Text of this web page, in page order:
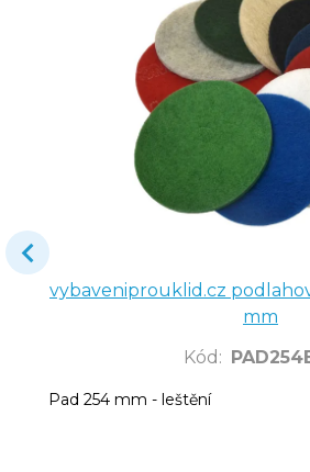
vybaveniprouklid.cz
mm
Kód :
Pad 254 mm - leštění